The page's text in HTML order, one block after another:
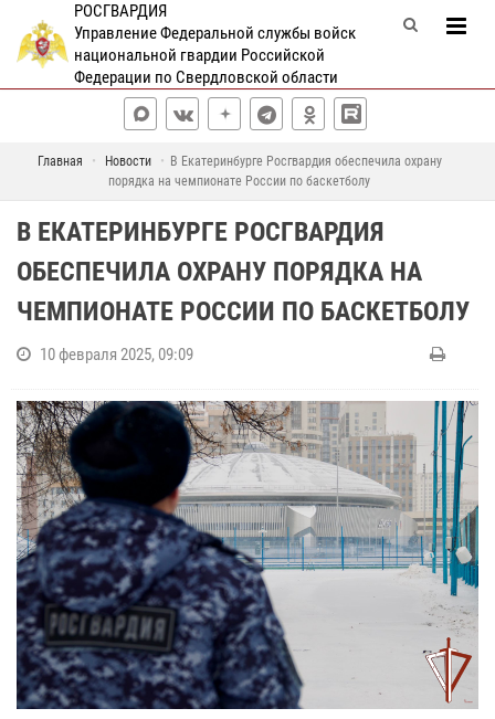
РОСГВАРДИЯ
Управление Федеральной службы войск
национальной гвардии Российской
Федерации по Свердловской области
Главная Новости
В Екатеринбурге Росгвардия обеспечила охрану
порядка на чемпионате России по баскетболу
В ЕКАТЕРИНБУРГЕ РОСГВАРДИЯ
ОБЕСПЕЧИЛА ОХРАНУ ПОРЯДКА НА
ЧЕМПИОНАТЕ РОССИИ ПО БАСКЕТБОЛУ
10 февраля 2025, 09:09